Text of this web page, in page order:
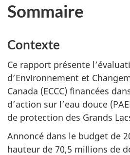
Sommaire
Contexte
Ce rapport présente
d’Environnement et
Canada (ECCC) financées
d’action sur l’eau douce
de protection des Grands
Annoncé dans le budget de
hauteur de 70,5 millions de